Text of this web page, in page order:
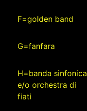
F=golden band
G=fanfara
H=banda sinfonica
e/o orchestra di
fiati